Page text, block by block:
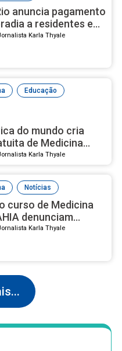
anuncia pagamento
a residentes em
Karla Thyale
, Educação
do mundo cria
de Medicina
nos EUA
Karla Thyale
, Notícias
curso de Medicina
denunciam
e reprovações
Karla Thyale